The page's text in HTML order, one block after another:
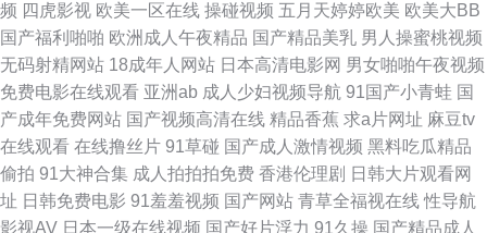
小说亚洲视频网站 五月天婷婷色色 91免费国 av先锋无码资源网 国产32页
男人色网天堂 欧美做爱a 亚洲男人天堂网205 91网站8848院 成人1024视频
免费版91网页 香蕉色导航 欧美毛片大全网站 91传媒色频 91碰在线免费视频
www色撸撸 海角伊人 麻豆精品欧美日韩成人 国产91精品福利导航 91大香蕉
频 四虎影视 欧美一区在线 操碰视频 五月天婷婷欧美 欧美大BB
国产福利啪啪 欧洲成人午夜精品 国产精品美乳 男人操蜜桃视频
无码射精网站 18成年人网站 日本高清电影网 男女啪啪午夜视频
免费电影在线观看 亚洲ab 成人少妇视频导航 91国产小青蛙 国
产成年免费网站 国产视频高清在线 精品香蕉 求a片网址 麻豆tv
在线观看 在线撸丝片 91草碰 国产成人激情视频 黑料吃瓜精品
偷拍 91大神合集 成人拍拍拍免费 香港伦理剧 日韩大片观看网
址 日韩免费电影 91羞羞视频 国产网站 青草全福视在线 性导航
影视AV 日本一级在线视频 国产好片浮力 91久操 国产精品成人